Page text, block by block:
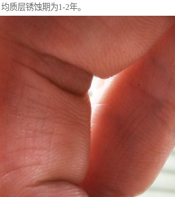
质层锈蚀期为1-2年。